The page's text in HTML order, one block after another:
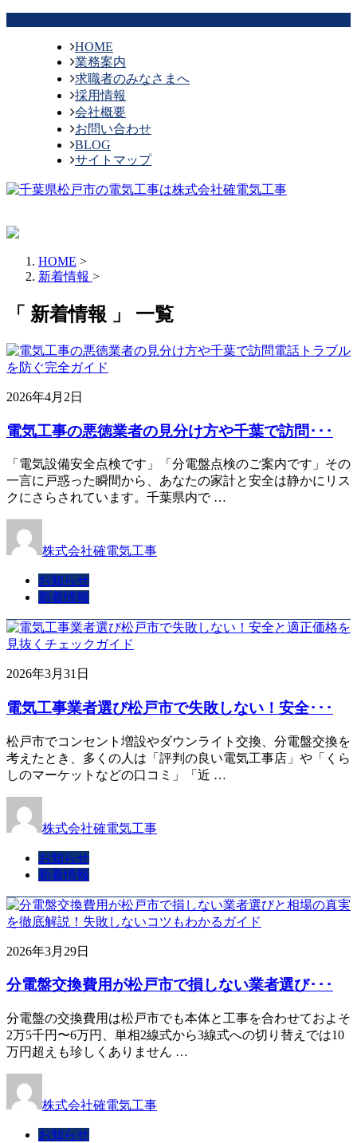
HOME
業務案内
求職者のみなさまへ
採用情報
会社概要
お問い合わせ
BLOG
サイトマップ
HOME >
新着情報 >
「 新着情報 」 一覧
2026年4月2日
電気工事の悪徳業者の見分け方や千葉で訪問･･･
「電気設備安全点検です」「分電盤点検のご案内です」その
一言に戸惑った瞬間から、あなたの家計と安全は静かにリス
クにさらされています。千葉県内で …
株式会社確電気工事
お知らせ
新着情報
2026年3月31日
電気工事業者選び松戸市で失敗しない！安全･･･
松戸市でコンセント増設やダウンライト交換、分電盤交換を
考えたとき、多くの人は「評判の良い電気工事店」や「くら
しのマーケットなどの口コミ」「近 …
株式会社確電気工事
お知らせ
新着情報
2026年3月29日
分電盤交換費用が松戸市で損しない業者選び･･･
分電盤の交換費用は松戸市でも本体と工事を合わせておよそ
2万5千円〜6万円、単相2線式から3線式への切り替えでは10
万円超えも珍しくありません …
株式会社確電気工事
お知らせ